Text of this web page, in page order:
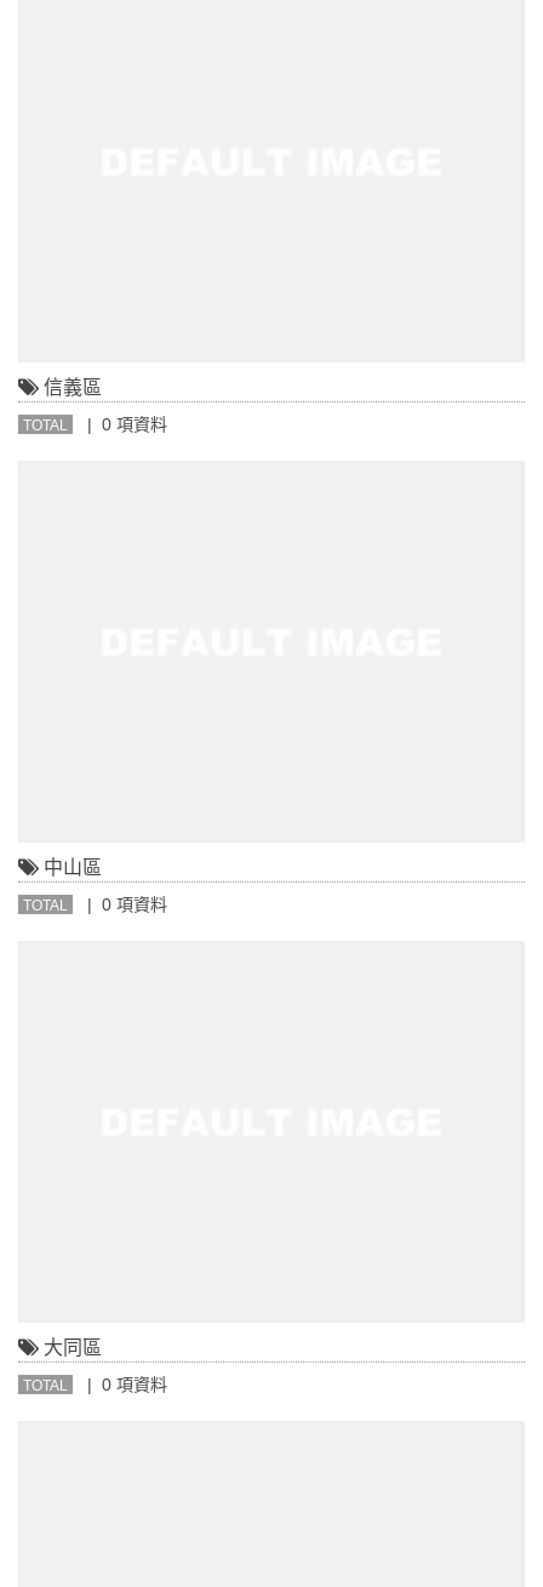
信義區
TOTAL | 0 項資料
中山區
TOTAL | 0 項資料
大同區
TOTAL | 0 項資料